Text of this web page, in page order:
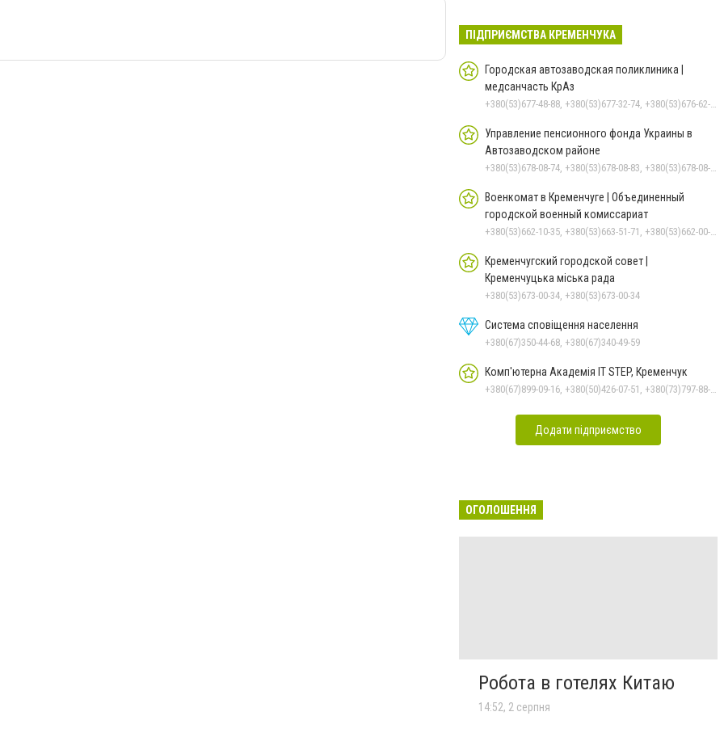
ПІДПРИЄМСТВА КРЕМЕНЧУКА
Городская автозаводская поликлиника |
медсанчасть КрАз
+380(53)677-48-88, +380(53)677-32-74, +380(53)676-62-99, +380536766187
Управление пенсионного фонда Украины в
Автозаводском районе
+380(53)678-08-74, +380(53)678-08-83, +380(53)678-08-41, +380(53)678-08-86, +380(53)678-09-05
Военкомат в Кременчуге | Объединенный
городской военный комиссариат
+380(53)662-10-35, +380(53)663-51-71, +380(53)662-00-54
Кременчугский городской совет |
Кременчуцька міська рада
+380(53)673-00-34, +380(53)673-00-34
Система сповіщення населення
+380(67)350-44-68, +380(67)340-49-59
Комп'ютерна Академія IT STEP, Кременчук
+380(67)899-09-16, +380(50)426-07-51, +380(73)797-88-17
Додати підприємство
ОГОЛОШЕННЯ
Робота в готелях Китаю
14:52, 2 серпня